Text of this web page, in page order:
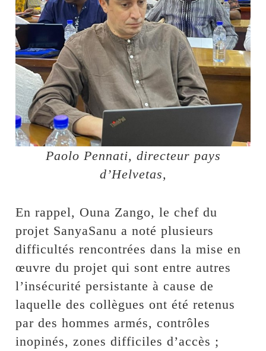
Paolo Pennati, directeur pays
d’Helvetas,
En rappel, Ouna Zango, le chef du
projet SanyaSanu a noté plusieurs
difficultés rencontrées dans la mise en
œuvre du projet qui sont entre autres
l’insécurité persistante à cause de
laquelle des collègues ont été retenus
par des hommes armés, contrôles
inopinés, zones difficiles d’accès ;